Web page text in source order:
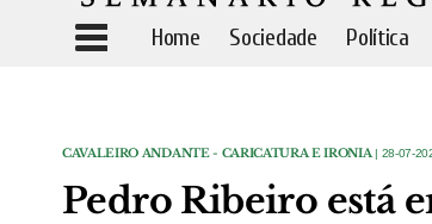
Home Sociedade Política
CAVALEIRO ANDANTE - CARICATURA E IRONIA | 28-07-
Pedro Ribeiro está